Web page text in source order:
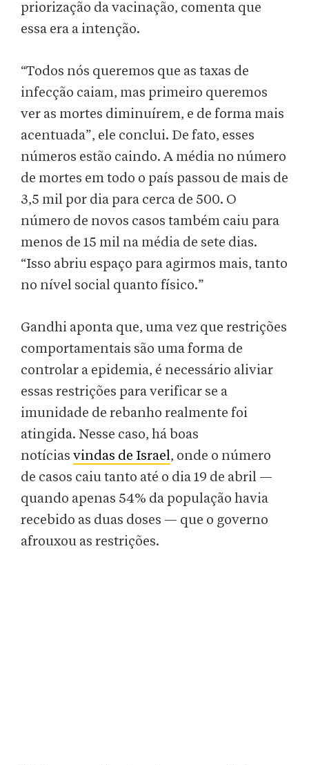
priorização da vacinação, comenta que
essa era a intenção.
“Todos nós queremos que as taxas de
infecção caiam, mas primeiro queremos
ver as mortes diminuírem, e de forma mais
acentuada”, ele conclui. De fato, esses
números estão caindo. A média no número
de mortes em todo o país passou de mais de
3,5 mil por dia para cerca de 500. O
número de novos casos também caiu para
menos de 15 mil na média de sete dias.
“Isso abriu espaço para agirmos mais, tanto
no nível social quanto físico.”
Gandhi aponta que, uma vez que restrições
comportamentais são uma forma de
controlar a epidemia, é necessário aliviar
essas restrições para verificar se a
imunidade de rebanho realmente foi
atingida. Nesse caso, há boas
notícias vindas de Israel, onde o número
de casos caiu tanto até o dia 19 de abril —
quando apenas 54% da população havia
recebido as duas doses — que o governo
afrouxou as restrições.